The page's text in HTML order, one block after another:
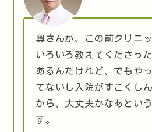
奥さんが、この前クリニ
いろいろ教えてくださっ
あるんだけれど、でもや
てないし入院がすごくし
から、大丈夫かなあとい
す。